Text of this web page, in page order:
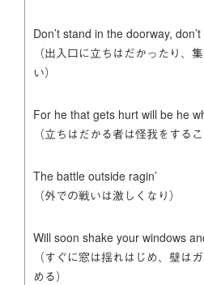
Don’t stand in the doorway,
（出入口に立ちはだかったり、
い）
For he that gets hurt will be he
（立ちはだかる者は怪我をする
The battle outside ragin’
（外での戦いは激しくなり）
Will soon shake your windows
（すぐに窓は揺れはじめ、壁は
める）